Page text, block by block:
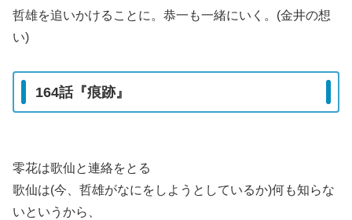
哲雄を追いかけることに。恭一も一緒にいく。(金井の想
い)
164話『痕跡』
零花は歌仙と連絡をとる
歌仙は(今、哲雄がなにをしようとしているか)何も知らな
いというから、